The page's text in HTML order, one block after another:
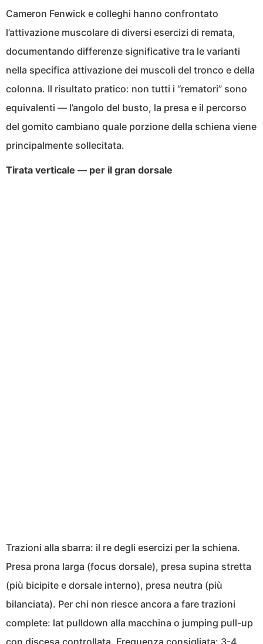
Cameron Fenwick e colleghi hanno confrontato
l’attivazione muscolare di diversi esercizi di remata,
documentando differenze significative tra le varianti
nella specifica attivazione dei muscoli del tronco e della
colonna. Il risultato pratico: non tutti i “rematori” sono
equivalenti — l’angolo del busto, la presa e il percorso
del gomito cambiano quale porzione della schiena viene
principalmente sollecitata.
Tirata verticale — per il gran dorsale
Trazioni alla sbarra: il re degli esercizi per la schiena.
Presa prona larga (focus dorsale), presa supina stretta
(più bicipite e dorsale interno), presa neutra (più
bilanciata). Per chi non riesce ancora a fare trazioni
complete: lat pulldown alla macchina o jumping pull-up